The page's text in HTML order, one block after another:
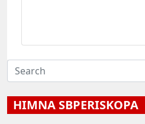
HIMNA SBPERISKOPA